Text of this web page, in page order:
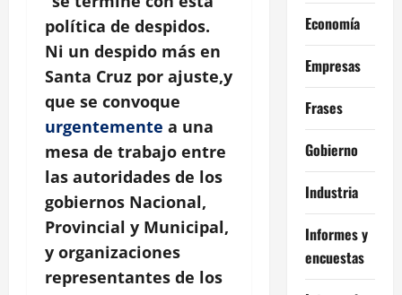
política de despidos.
Ni un despido más en
Santa Cruz por ajuste,y
que se convoque
urgentemente a una
mesa de trabajo entre
las autoridades de los
gobiernos Nacional,
Provincial y Municipal,
y organizaciones
representantes de los
Economía
Empresas
Frases
Gobierno
Industria
Informes y
encuestas